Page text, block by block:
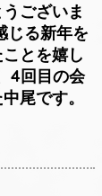
ございま
じる新年を
とを嬉し
4回目の会
尾です。